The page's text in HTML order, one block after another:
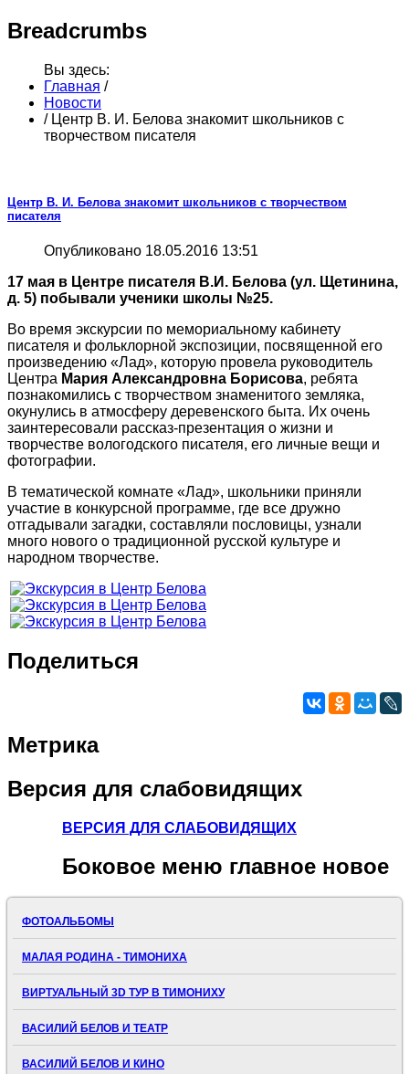
Breadcrumbs
Вы здесь:
Главная /
Новости
/ Центр В. И. Белова знакомит школьников с
творчеством писателя
Центр В. И. Белова знакомит школьников с творчеством
писателя
Опубликовано 18.05.2016 13:51
17 мая в Центре писателя В.И. Белова (ул. Щетинина,
д. 5) побывали ученики школы №25.
Во время экскурсии по мемориальному кабинету
писателя и фольклорной экспозиции, посвященной его
произведению «Лад», которую провела руководитель
Центра Мария Александровна Борисова, ребята
познакомились с творчеством знаменитого земляка,
окунулись в атмосферу деревенского быта. Их очень
заинтересовали рассказ-презентация о жизни и
творчестве вологодского писателя, его личные вещи и
фотографии.
В тематической комнате «Лад», школьники приняли
участие в конкурсной программе, где все дружно
отгадывали загадки, составляли пословицы, узнали
много нового о традиционной русской культуре и
народном творчестве.
Поделиться
Метрика
Версия для слабовидящих
ВЕРСИЯ ДЛЯ СЛАБОВИДЯЩИХ
Боковое меню главное новое
ФОТОАЛЬБОМЫ
МАЛАЯ РОДИНА - ТИМОНИХА
ВИРТУАЛЬНЫЙ 3D ТУР В ТИМОНИХУ
ВАСИЛИЙ БЕЛОВ И ТЕАТР
ВАСИЛИЙ БЕЛОВ И КИНО